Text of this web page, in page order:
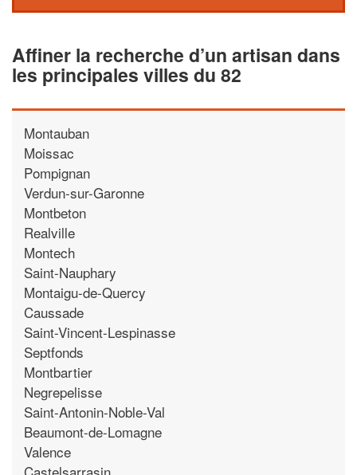
Affiner la recherche d’un artisan dans
les principales villes du 82
Montauban
Moissac
Pompignan
Verdun-sur-Garonne
Montbeton
Realville
Montech
Saint-Nauphary
Montaigu-de-Quercy
Caussade
Saint-Vincent-Lespinasse
Septfonds
Montbartier
Negrepelisse
Saint-Antonin-Noble-Val
Beaumont-de-Lomagne
Valence
Castelsarrasin